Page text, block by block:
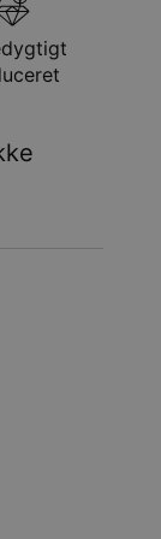
aug. - fre. 14.
ovenfor er